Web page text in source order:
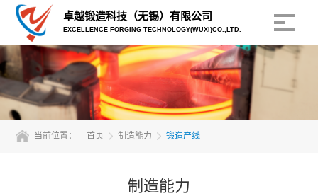
卓越锻造科技（无锡）有限公司
EXCELLENCE FORGING TECHNOLOGY(WUXI)CO.,LTD.
当前位置： 首页 制造能力 锻造产线
制造能力